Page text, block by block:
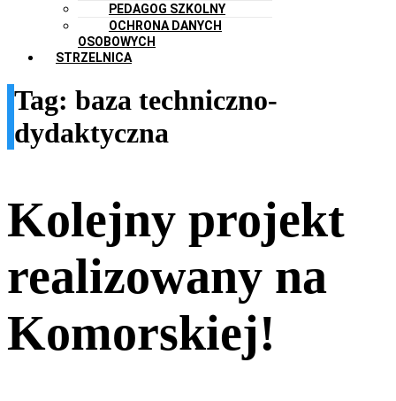
PEDAGOG SZKOLNY
OCHRONA DANYCH
OSOBOWYCH
STRZELNICA
Tag: baza techniczno-
dydaktyczna
Kolejny projekt
realizowany na
Komorskiej!